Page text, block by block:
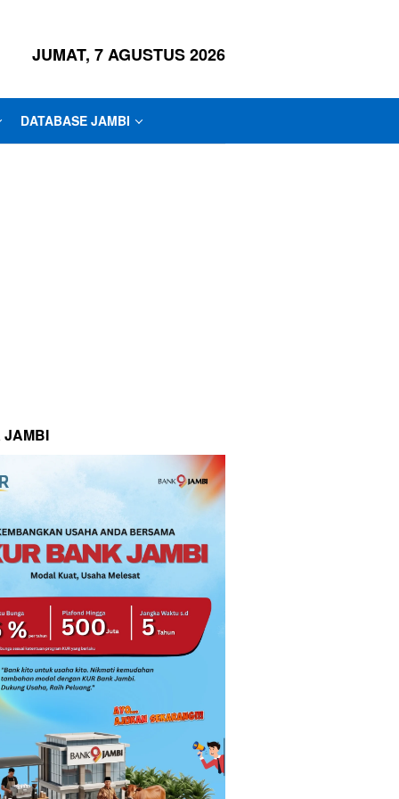
JUMAT, 7 AGUSTUS 2026
DATABASE JAMBI